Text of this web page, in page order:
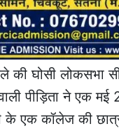
घोसी लोकसभा
पीड़िता ने एक
के एक कॉलेज की